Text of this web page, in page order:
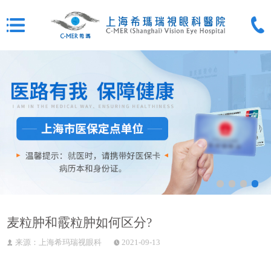
麦粒肿和霰粒肿如何区分?
来源：上海希玛瑞视眼科 2021-09-13